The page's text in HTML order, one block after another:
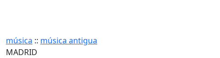
música :: música antigua
MADRID